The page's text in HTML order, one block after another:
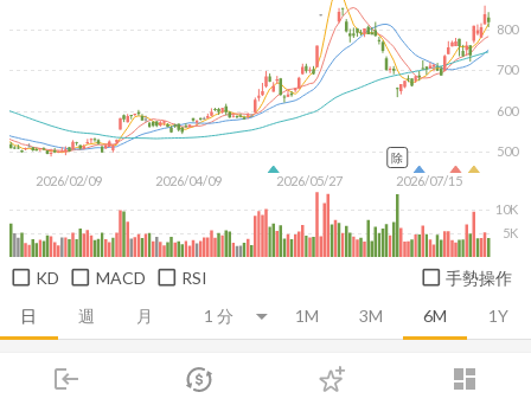
login dashboard
市場 登入
日 週 月 1M 3M 6M 1Y
2026/02/09 2026/04/09 2026/05/27 2026/07/15
500
600
700
800
5K
10K
除
KD MACD RSI 手勢操作
推薦卡片 技術面 消息面 財務報